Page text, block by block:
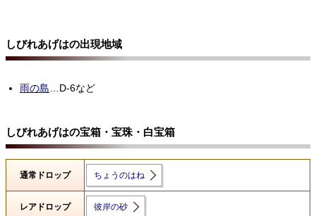
しびれあげはの出現地域
雨の島…D-6など
しびれあげはの宝箱・宝珠・白宝箱
通常ドロップ ちょうのはね
レアドロップ 彼岸の砂